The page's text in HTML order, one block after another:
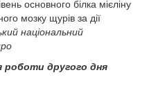
основного білка мієліну
мозку щурів за дії
національний
роботи другого дня